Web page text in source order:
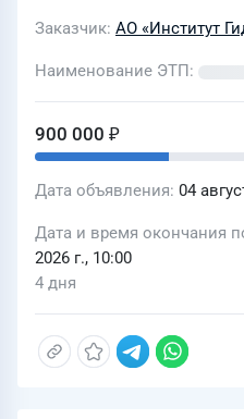
строительства 6-
мощностью 50 МВт
газотурбинных
ЭГЭС-25ПА (Лот №
ДОХ-2026-ГП)
Заказчик АО «Институт
Наименование ЭТП
900 000 ₽
Дата объявления 04
Дата и время окончания
2026 г., 10:00
4 дня